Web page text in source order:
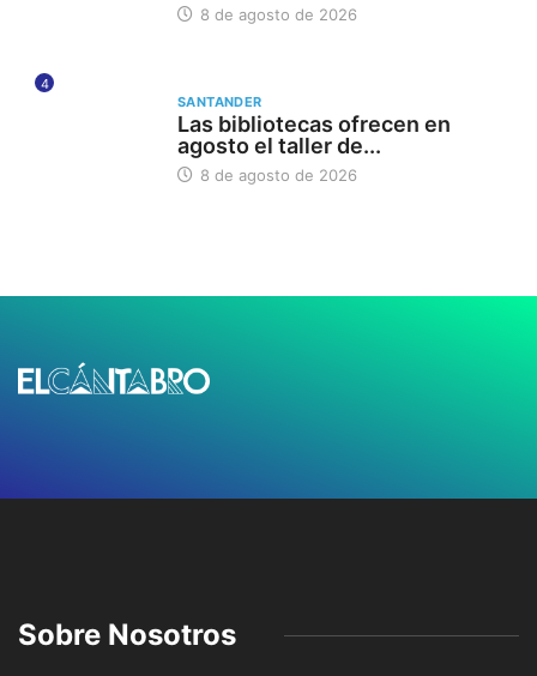
8 de agosto de 2026
4
SANTANDER
Las bibliotecas ofrecen en
agosto el taller de...
8 de agosto de 2026
Sobre Nosotros